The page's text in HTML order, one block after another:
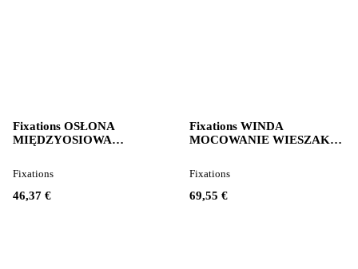
Fixations OSŁONA
MIĘDZYOSIOWA
PRAWA pour tracteur
routier MAN F2000
46,37 €
Fixations
Fixations WINDA
MOCOWANIE WIESZAK
tracteur routier MAN L2000
69,55 €
Fixations